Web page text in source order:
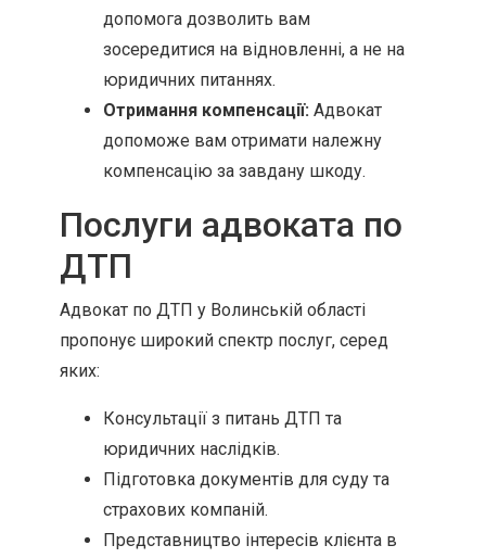
допомога дозволить вам
зосередитися на відновленні, а не на
юридичних питаннях.
Отримання компенсації: Адвокат
допоможе вам отримати належну
компенсацію за завдану шкоду.
Послуги адвоката по
ДТП
Адвокат по ДТП у Волинській області
пропонує широкий спектр послуг, серед
яких:
Консультації з питань ДТП та
юридичних наслідків.
Підготовка документів для суду та
страхових компаній.
Представництво інтересів клієнта в